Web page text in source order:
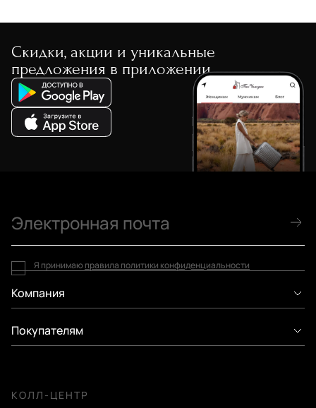
Скидки, акции и уникальные
предложения в приложении
Компания
Покупателям
КОЛЛ-ЦЕНТР
Я принимаю правила политики конфиденциальности